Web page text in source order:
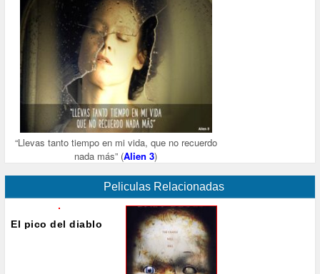
“Llevas tanto tiempo en mi vida, que no recuerdo
nada más” (Alien 3)
Peliculas Relacionadas
El pico del diablo